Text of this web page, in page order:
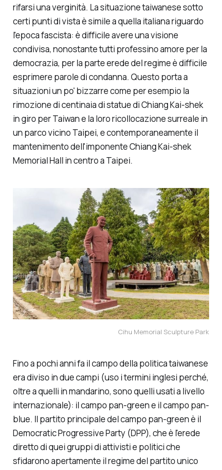
rifarsi una verginità. La situazione taiwanese sotto
certi punti di vista è simile a quella italiana riguardo
l'epoca fascista: è difficile avere una visione
condivisa, nonostante tutti professino amore per la
democrazia, per la parte erede del regime è difficile
esprimere parole di condanna. Questo porta a
situazioni un po' bizzarrecome per esempio la
rimozione di centinaia di statue di Chiang Kai-shek
in giro per Taiwan e la loro ricollocazione surreale in
un parco vicino Taipei, e contemporaneamente il
mantenimento dell'imponente Chiang Kai-shek
Memorial Hall in centro a Taipei.
Cihu Memorial Sculpture Park
Fino a pochi anni fa il campo della politica taiwanese
era diviso in due campi (uso i termini inglesi perché,
oltre a quelli in mandarino, sono quelli usati a livello
internazionale): il campo pan-green e il campo pan-
blue. Il partito principale del campo pan-green è il
Democratic Progressive Party (DPP), che è l'erede
diretto di quei gruppi di attivisti e politici che
sfidarono apertamente il regime del partito unico